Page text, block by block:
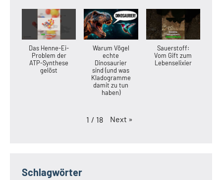
Das Henne-Ei-
Problem der
ATP-Synthese
gelöst
Warum Vögel
echte
Dinosaurier
sind (und was
Kladogramme
damit zu tun
haben)
Sauerstoff:
Vom Gift zum
Lebenselixier
1 / 18 Next »
Schlagwörter